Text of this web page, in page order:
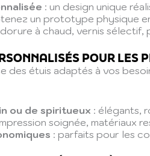
: un design unique
un prototype physique
à chaud, vernis
POUR LES
des étuis adaptés à vos
ou de spiritueux : élégants,
soignée, matériaux
: parfaits pour les